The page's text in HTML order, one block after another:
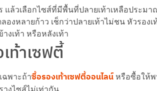
แล้วเลือกไซส์ที่มีพื้นที่ปลายเท้าเหลือประมา
องหลายก้าว เช็กว่าปลายเท้าไม่ชน หัวรอง
งเท้า หรือหลังเท้า
ท้าเซฟตี้
ฉพาะถ้าซื้อรองเท้าเซฟตี้ออนไลน์หรือซื้อให้พ
างไซส์ไม่เท่ากัน